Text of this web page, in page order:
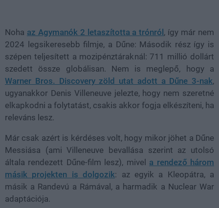
Noha az Agymanók 2 letaszította a trónról , így már nem
2024 legsikeresebb filmje, a Dűne: Második rész így is
szépen teljesített a mozipénztáraknál: 711 millió dollárt
szedett össze globálisan. Nem is meglepő, hogy a
Warner Bros. Discovery zöld utat adott a Dűne 3-nak,
ugyanakkor Denis Villeneuve jelezte, hogy nem szeretné
elkapkodni a folytatást, csakis akkor fogja elkészíteni, ha
releváns lesz.
Már csak azért is kérdéses volt, hogy mikor jöhet a Dűne
Messiása (ami Villeneuve bevallása szerint az utolsó
általa rendezett Dűne-film lesz), mivel a rendező három
másik projekten is dolgozik: az egyik a Kleopátra, a
másik a Randevú a Rámával, a harmadik a Nuclear War
adaptációja.